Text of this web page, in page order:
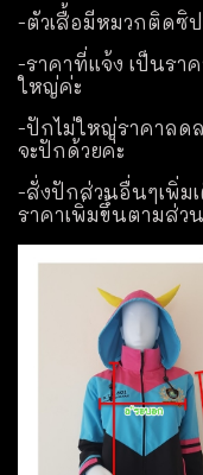
-ตัวเสื้อมีหมวกติดซิ
-ราคาที่แจ้ง เป็นรา
ใหญ่ค่ะ
-ปักไม่ใหญ่ราคาลด
จะปักด้วยค่ะ
-สั่งปักส่วนอื่นๆเพิ่ม
ราคาเพิ่มขึ้นตามส่ว